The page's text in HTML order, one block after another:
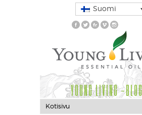
Suomi
YOUNG LIVING -